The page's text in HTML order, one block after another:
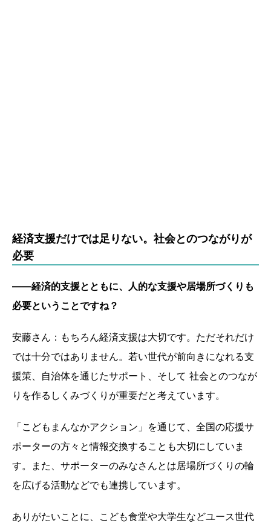
経済支援だけでは足りない。社会とのつながりが
必要
――経済的支援とともに、人的な支援や居場所づくりも
必要ということですね？
安藤さん：もちろん経済支援は大切です。ただそれだけ
では十分ではありません。若い世代が前向きになれる支
援策、自治体を通じたサポート、そして 社会とのつなが
りを作るしくみづくりが重要だと考えています。
「こどもまんなかアクション」を通じて、全国の応援サ
ポーターの方々と情報交換することも大切にしていま
す。また、サポーターのみなさんとは居場所づくりの輪
を広げる活動などでも連携しています。
ありがたいことに、こども食堂や大学生などユース世代